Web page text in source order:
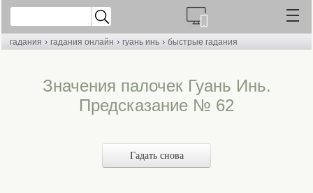
гадания › гадания онлайн › гуань инь › быстрые гадания
Значения палочек Гуань Инь.
Предсказание № 62
Гадать снова